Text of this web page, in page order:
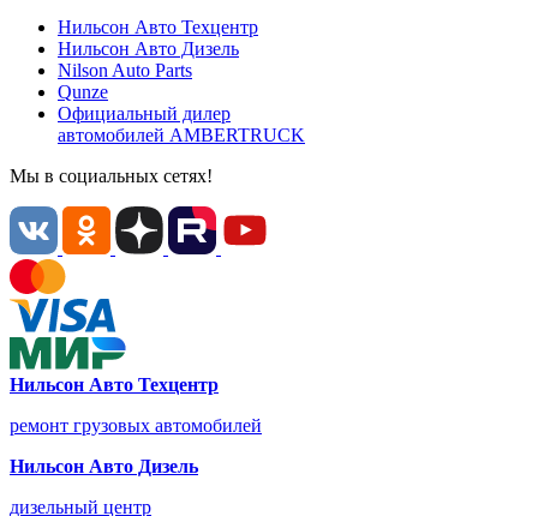
Нильсон Авто Техцентр
Нильсон Авто Дизель
Nilson Auto Parts
Qunze
Официальный дилер
автомобилей AMBERTRUCK
Мы в социальных сетях!
Нильсон Авто Техцентр
ремонт грузовых автомобилей
Нильсон Авто Дизель
дизельный центр